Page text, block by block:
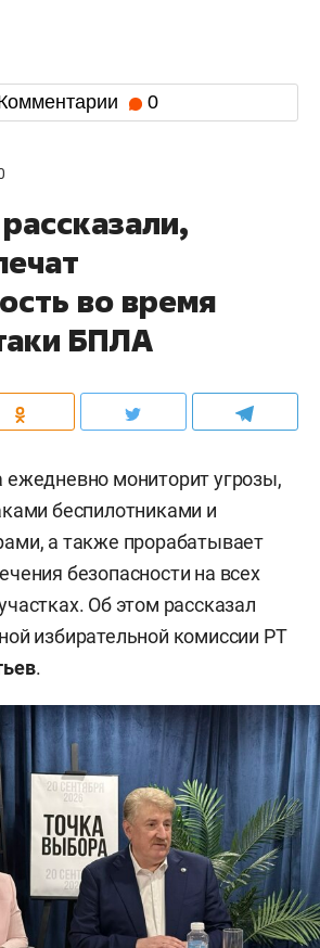
0
во время
БПЛА
мониторит угрозы,
беспилотниками и
а также прорабатывает
безопасности на всех
Об этом рассказал
избирательной комиссии РТ
.